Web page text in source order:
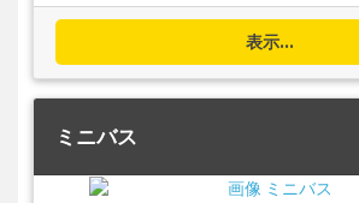
表示...
ミニバス